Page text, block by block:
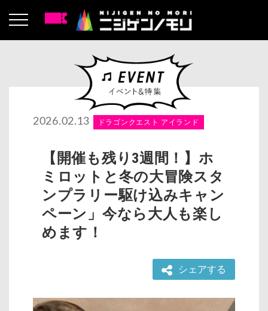
2026.02.13 ドラゴンクエスト アイランド
【開催も残り3週間！】ホ
ミロットと冬の大冒険スタ
ンプラリー駆け込みキャン
ペーン」今なら大人も楽し
めます！
シェアする